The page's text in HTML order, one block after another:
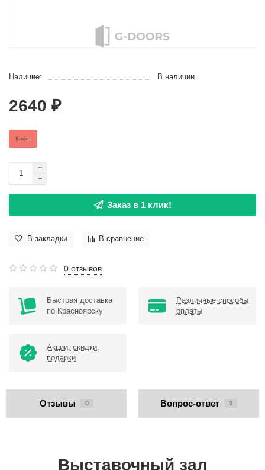
Наличие: В наличии
2640 ₽
Кофе
Заказ в 1 клик!
В закладки В сравнение
0 отзывов
Быстрая доставка
по Красноярску
Различные способы
оплаты
Акции, скидки,
подарки
Отзывы 0 Вопрос-ответ 0
Выставочный зал